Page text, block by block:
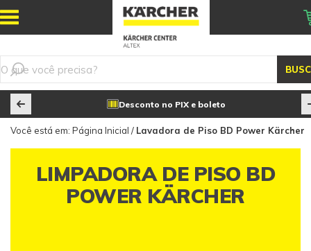
Desconto no PIX e boleto
Você está em: Página Inicial / Lavadora de Piso BD Power Kärcher
LIMPADORA DE PISO BD
POWER KÄRCHER